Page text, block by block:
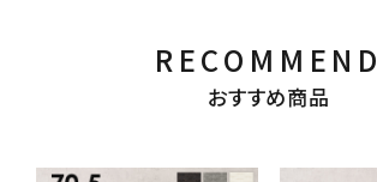
RECOMMEND
おすすめ商品